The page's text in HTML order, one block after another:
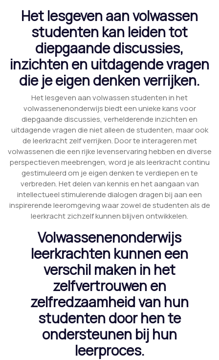
Het lesgeven aan volwassen
studenten kan leiden tot
diepgaande discussies,
inzichten en uitdagende vragen
die je eigen denken verrijken.
Het lesgeven aan volwassen studenten in het
volwassenenonderwijs biedt een unieke kans voor
diepgaande discussies, verhelderende inzichten en
uitdagende vragen die niet alleen de studenten, maar ook
de leerkracht zelf verrijken. Door te interageren met
volwassenen die een rijke levenservaring hebben en diverse
perspectieven meebrengen, word je als leerkracht continu
gestimuleerd om je eigen denken te verdiepen en te
verbreden. Het delen van kennis en het aangaan van
intellectueel stimulerende dialogen dragen bij aan een
inspirerende leeromgeving waar zowel de studenten als de
leerkracht zichzelf kunnen blijven ontwikkelen.
Volwassenenonderwijs
leerkrachten kunnen een
verschil maken in het
zelfvertrouwen en
zelfredzaamheid van hun
studenten door hen te
ondersteunen bij hun
leerproces.